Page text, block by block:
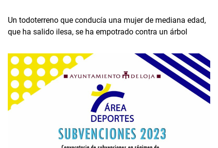
Un todoterreno que conducía una mujer de mediana edad,
que ha salido ilesa, se ha empotrado contra un árbol